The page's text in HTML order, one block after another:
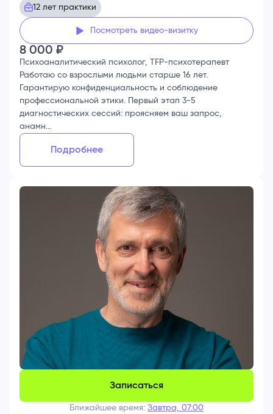
12 лет практики
Посмотреть видео-визитку
8 000 ₽
Психоаналитический психолог, TFP-психотерапевт
Работаю со взрослыми людьми старше 16 лет.
Гарантирую конфиденциальность и соблюдение
профессиональной этики. Первый этап 3-5
диагностических сессий: проясняем ваш запрос,
анамн...
Подробнее
Записаться
Ближайшее время: Завтра, 07:00